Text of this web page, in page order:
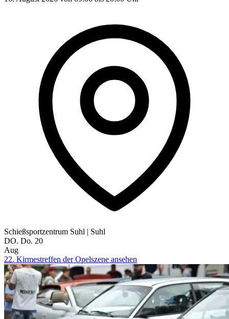
Schießsportzentrum Suhl | Suhl
DO. Do. 20
Aug
22. Kirmestreffen der Opelszene ansehen